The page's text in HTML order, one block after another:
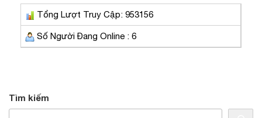
Tổng Lượt Truy Cập: 953156
Số Người Đang Online : 6
Tìm kiếm